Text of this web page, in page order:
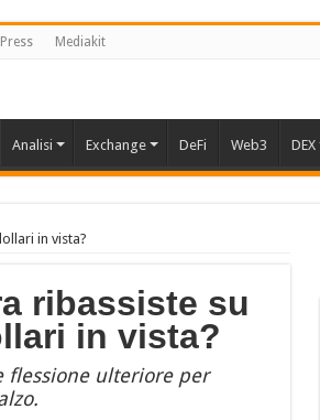
Press Mediakit
Analisi Exchange DeFi Web3 DEX
in vista?
ribassiste su
in vista?
flessione ulteriore per